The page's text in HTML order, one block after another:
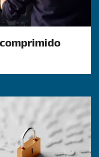
sobre el